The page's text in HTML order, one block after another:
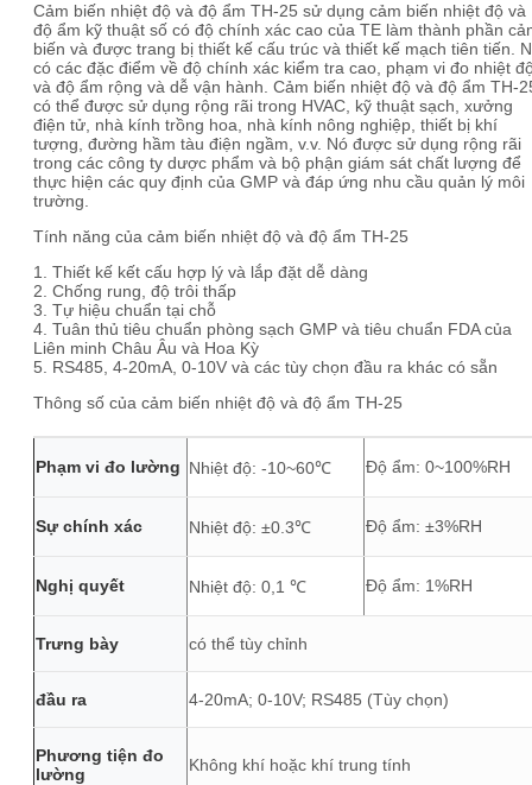
Cảm biến nhiệt độ và độ ẩm TH-25 sử dụng cảm biến nhiệt độ và
độ ẩm kỹ thuật số có độ chính xác cao của TE làm thành phần
biến và được trang bị thiết kế cấu trúc và thiết kế mạch tiên tiến.
có các đặc điểm về độ chính xác kiểm tra cao, phạm vi đo nhiệt
và độ ẩm rộng và dễ vận hành. Cảm biến nhiệt độ và độ ẩm TH-
có thể được sử dụng rộng rãi trong HVAC, kỹ thuật sạch, xưởng
điện tử, nhà kính trồng hoa, nhà kính nông nghiệp, thiết bị khí
tượng, đường hầm tàu điện ngầm, v.v. Nó được sử dụng rộng rãi
trong các công ty dược phẩm và bộ phận giám sát chất lượng để
thực hiện các quy định của GMP và đáp ứng nhu cầu quản lý môi
trường.
Tính năng của cảm biến nhiệt độ và độ ẩm TH-25
1. Thiết kế kết cấu hợp lý và lắp đặt dễ dàng
2. Chống rung, độ trôi thấp
3. Tự hiệu chuẩn tại chỗ
4. Tuân thủ tiêu chuẩn phòng sạch GMP và tiêu chuẩn FDA của
Liên minh Châu Âu và Hoa Kỳ
5. RS485, 4-20mA, 0-10V và các tùy chọn đầu ra khác có sẵn
Thông số của cảm biến nhiệt độ và độ ẩm TH-25
Phạm vi đo lường Nhiệt độ: -10~60℃ Độ ẩm: 0~100%RH
Sự chính xác Nhiệt độ: ±0.3℃ Độ ẩm: ±3%RH
Nghị quyết Nhiệt độ: 0,1 ℃ Độ ẩm: 1%RH
Trưng bày có thể tùy chỉnh
đầu ra 4-20mA; 0-10V; RS485 (Tùy chọn)
Phương tiện đo
lường
Không khí hoặc khí trung tính